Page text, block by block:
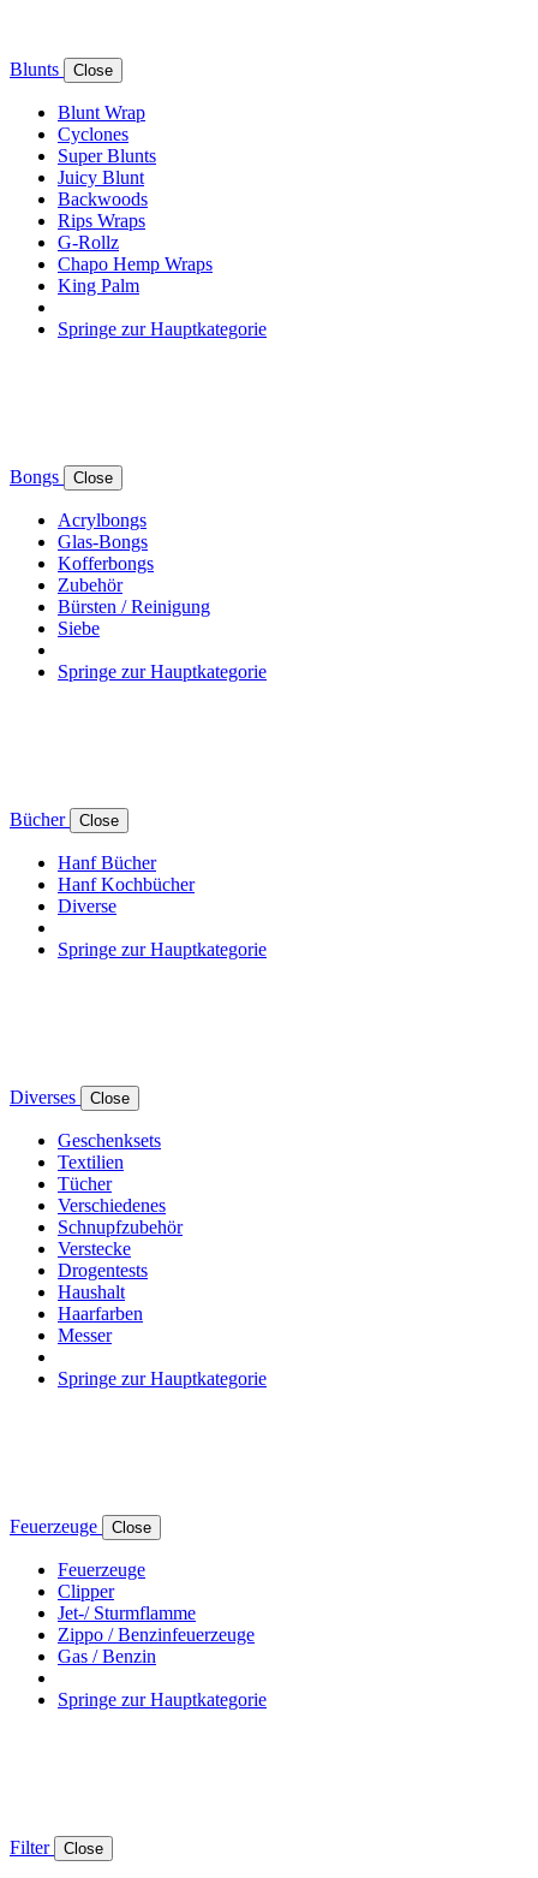
Blunts Close
Blunt Wrap
Cyclones
Super Blunts
Juicy Blunt
Backwoods
Rips Wraps
G-Rollz
Chapo Hemp Wraps
King Palm
Springe zur Hauptkategorie
Bongs Close
Acrylbongs
Glas-Bongs
Kofferbongs
Zubehör
Bürsten / Reinigung
Siebe
Springe zur Hauptkategorie
Bücher Close
Hanf Bücher
Hanf Kochbücher
Diverse
Springe zur Hauptkategorie
Diverses Close
Geschenksets
Textilien
Tücher
Verschiedenes
Schnupfzubehör
Verstecke
Drogentests
Haushalt
Haarfarben
Messer
Springe zur Hauptkategorie
Feuerzeuge Close
Feuerzeuge
Clipper
Jet-/ Sturmflamme
Zippo / Benzinfeuerzeuge
Gas / Benzin
Springe zur Hauptkategorie
Filter Close